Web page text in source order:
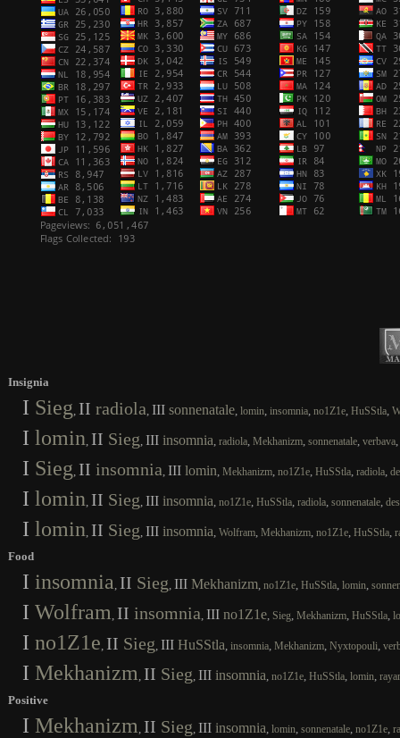
Insignia
I Sieg, II radiola, III sonnenatale, lomin, insomnia, no1Z1e, HuSStla,
I lomin, II Sieg, III insomnia, radiola, Mekhanizm, sonnenatale, verbava,
I Sieg, II insomnia, III lomin, Mekhanizm, no1Z1e, HuSStla, radiola,
I lomin, II Sieg, III insomnia, no1Z1e, HuSStla, radiola, sonnenatale,
I lomin, II Sieg, III insomnia, Wolfram, Mekhanizm, no1Z1e, HuSStla,
Food
I insomnia , II Sieg, III Mekhanizm, no1Z1e, HuSStla, lomin,
I Wolfram , II insomnia, III no1Z1e, Sieg, Mekhanizm, HuSStla,
I no1Z1e, II Sieg, III HuSStla, insomnia, Mekhanizm, Nyxtopouli,
I Mekhanizm , II Sieg, III insomnia, no1Z1e, HuSStla, lomin,
Positive
I Mekhanizm , II Sieg, III insomnia, lomin, sonnenatale, no1Z1e,